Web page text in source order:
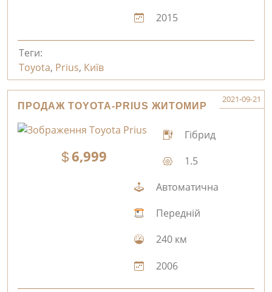
2015
Теги:
Toyota, Prius, Київ
ПРОДАЖ TOYOTA-PRIUS ЖИТОМИР
2021-09-21
6,999
Гібрид
1.5
Автоматична
Передній
240 км
2006